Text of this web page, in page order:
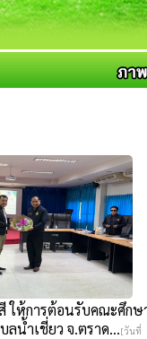
ให้การต้อนรับคณะศึกษ
ลน้ำเชี่ยว จ.ตราด...[วันที่